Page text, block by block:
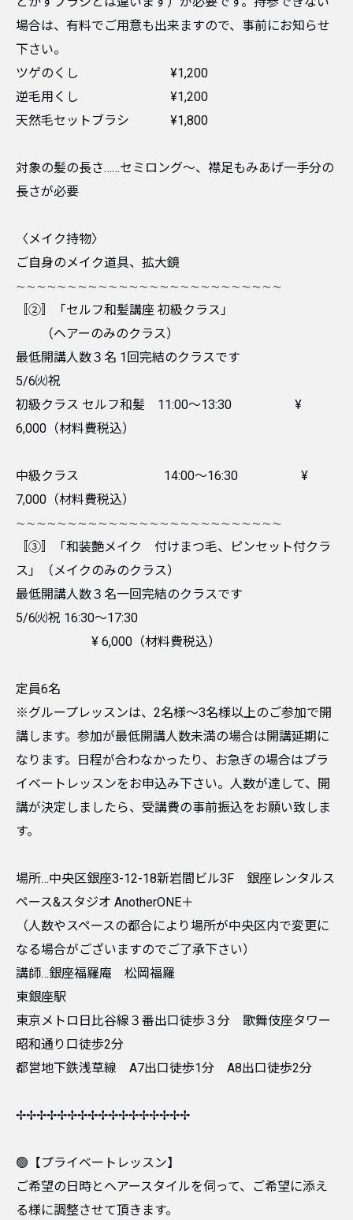
場合は、有料でご用意も出来ますので、事前にお知らせ
下さい。
ツゲのくし ¥1,200
逆毛用くし ¥1,200
天然毛セットブラシ ¥1,800
対象の髪の長さ……セミロング〜、襟足もみあげ一手分の
長さが必要
〈メイク持物〉
ご自身のメイク道具、拡大鏡
∼∼∼∼∼∼∼∼∼∼∼∼∼∼∼∼∼∼∼∼∼∼∼∼∼∼
〚②〛「セルフ和髪講座 初級クラス」
（ヘアーのみのクラス）
最低開講人数３名 1回完結のクラスです
5/6㈫祝
初級クラス セルフ和髪 11:00〜13:30 ¥
6,000（材料費税込）
中級クラス 14:00〜16:30 ¥
7,000（材料費税込）
∼∼∼∼∼∼∼∼∼∼∼∼∼∼∼∼∼∼∼∼∼∼∼∼∼∼
〚③〛「和装艶メイク 付けまつ毛、ピンセット付クラ
ス」（メイクのみのクラス）
最低開講人数３名一回完結のクラスです
5/6㈫祝 16:30〜17:30
¥ 6,000（材料費税込）
定員6名
※グループレッスンは、2名様〜3名様以上のご参加で開
講します。参加が最低開講人数未満の場合は開講延期に
なります。日程が合わなかったり、お急ぎの場合はプラ
イベートレッスンをお申込み下さい。人数が達して、開
講が決定しましたら、受講費の事前振込をお願い致しま
す。
場所…中央区銀座3-12-18新岩間ビル3F 銀座レンタルス
ペース&スタジオ AnotherONE＋
（人数やスペースの都合により場所が中央区内で変更に
なる場合がございますのでご了承下さい）
講師…銀座福羅庵 松岡福羅
東銀座駅
東京メトロ日比谷線３番出口徒歩３分 歌舞伎座タワー
昭和通り口徒歩2分
都営地下鉄浅草線 A7出口徒歩1分 A8出口徒歩2分
✢✢✢✢✢✢✢✢✢✢✢✢✢✢✢✢✢
🟢【プライベートレッスン】
ご希望の日時とヘアースタイルを伺って、ご希望に添え
る様に調整させて頂きます。